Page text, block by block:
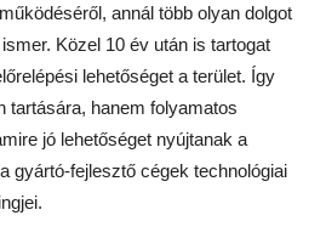
annál több olyan dolgot
Közel 10 év után is tartogat
lehetőséget a terület. Így
tartására, hanem folyamatos
jó lehetőséget nyújtanak a
gyártó-fejlesztő cégek technológiai